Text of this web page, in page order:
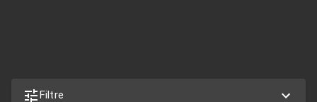
Filtre